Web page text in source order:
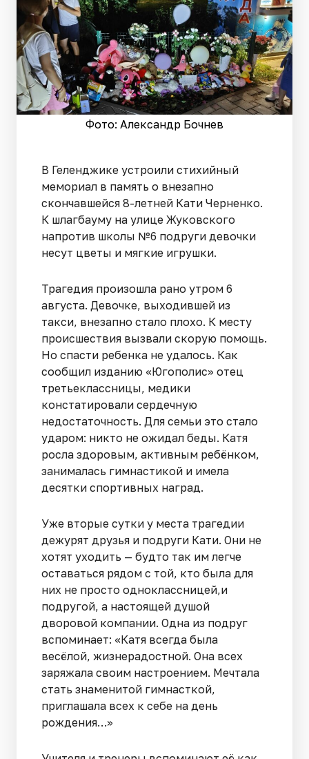
Фото: Александр Бочнев
В Геленджике устроили стихийный
мемориал в память о внезапно
скончавшейся 8-летней Кати Черненко.
К шлагбауму на улице Жуковского
напротив школы №6 подруги девочки
несут цветы и мягкие игрушки.
Трагедия произошла рано утром 6
августа. Девочке, выходившей из
такси, внезапно стало плохо. К месту
происшествия вызвали скорую помощь.
Но спасти ребенка не удалось. Как
сообщил изданию «Югополис» отец
третьеклассницы, медики
констатировали сердечную
недостаточность. Для семьи это стало
ударом: никто не ожидал беды. Катя
росла здоровым, активным ребёнком,
занималась гимнастикой и имела
десятки спортивных наград.
Уже вторые сутки у места трагедии
дежурят друзья и подруги Кати. Они не
хотят уходить — будто так им легче
оставаться рядом с той, кто была для
них не просто одноклассницей,и
подругой, а настоящей душой
дворовой компании. Одна из подруг
вспоминает: «Катя всегда была
весёлой, жизнерадостной. Она всех
заряжала своим настроением. Мечтала
стать знаменитой гимнасткой,
приглашала всех к себе на день
рождения…»